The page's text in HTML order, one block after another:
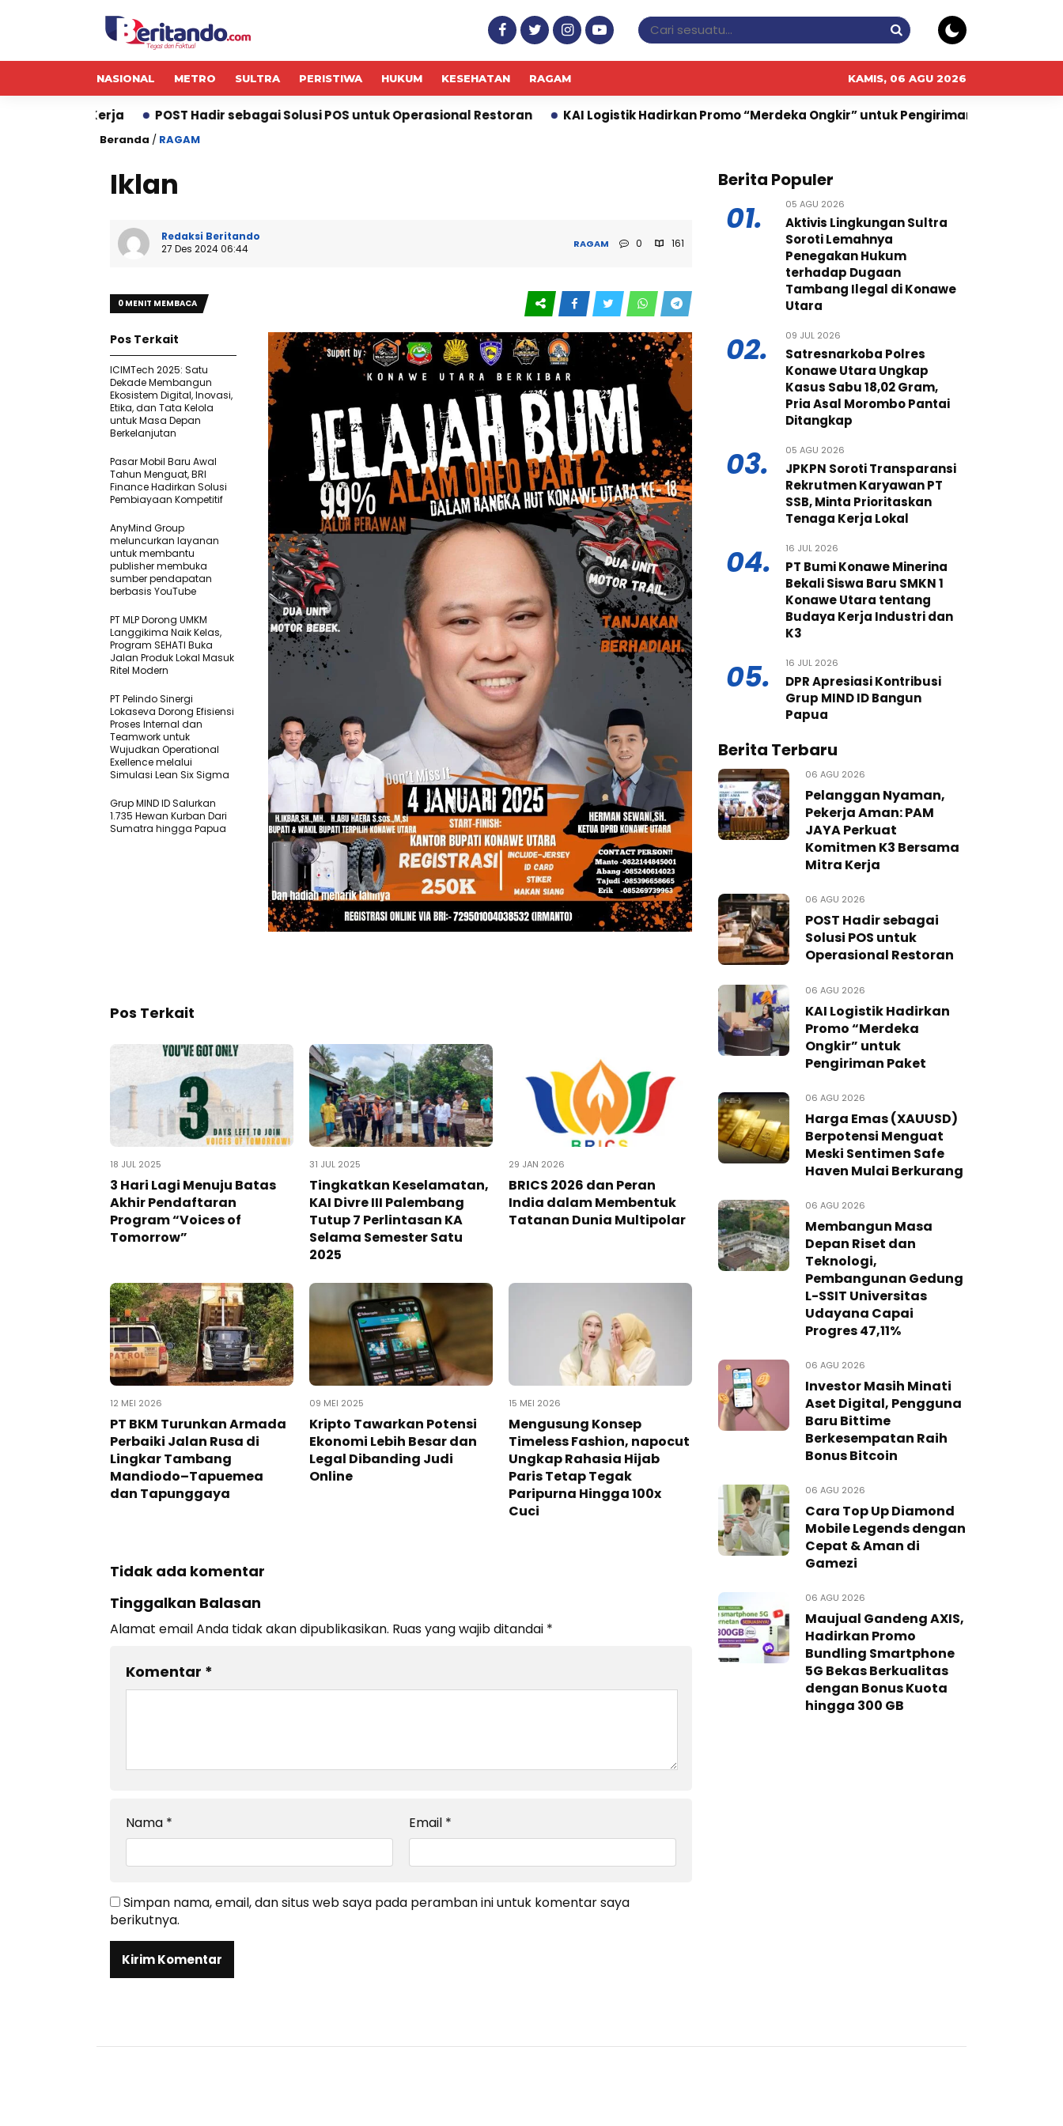
NASIONAL METRO SULTRA PERISTIWA HUKUM KESEHATAN RAGAM KAMIS, 06 AGU 2026
POST Hadir sebagai Solusi POS untuk Operasional Restoran KAI Logistik Hadirkan Promo “Merdeka Ongkir” untuk Pengiriman Paket Harga Emas
Beranda / RAGAM
Iklan
Redaksi Beritando
27 Des 2024 06:44
RAGAM 0 161
0 MENIT MEMBACA
Pos Terkait
ICIMTech 2025: Satu
Dekade Membangun
Ekosistem Digital, Inovasi,
Etika, dan Tata Kelola
untuk Masa Depan
Berkelanjutan
Pasar Mobil Baru Awal
Tahun Menguat, BRI
Finance Hadirkan Solusi
Pembiayaan Kompetitif
AnyMind Group
meluncurkan layanan
untuk membantu
publisher membuka
sumber pendapatan
berbasis YouTube
PT MLP Dorong UMKM
Langgikima Naik Kelas,
Program SEHATI Buka
Jalan Produk Lokal Masuk
Ritel Modern
PT Pelindo Sinergi
Lokaseva Dorong Efisiensi
Proses Internal dan
Teamwork untuk
Wujudkan Operational
Exellence melalui
Simulasi Lean Six Sigma
Grup MIND ID Salurkan
1.735 Hewan Kurban Dari
Sumatra hingga Papua
Pos Terkait
18 JUL 2025
3 Hari Lagi Menuju Batas
Akhir Pendaftaran
Program “Voices of
Tomorrow”
31 JUL 2025
Tingkatkan Keselamatan,
KAI Divre III Palembang
Tutup 7 Perlintasan KA
Selama Semester Satu
2025
29 JAN 2026
BRICS 2026 dan Peran
India dalam Membentuk
Tatanan Dunia Multipolar
12 MEI 2026
PT BKM Turunkan Armada
Perbaiki Jalan Rusa di
Lingkar Tambang
Mandiodo–Tapuemea
dan Tapunggaya
09 MEI 2025
Kripto Tawarkan Potensi
Ekonomi Lebih Besar dan
Legal Dibanding Judi
Online
15 MEI 2026
Mengusung Konsep
Timeless Fashion, napocut
Ungkap Rahasia Hijab
Paris Tetap Tegak
Paripurna Hingga 100x
Cuci
Tidak ada komentar
Tinggalkan Balasan
Alamat email Anda tidak akan dipublikasikan. Ruas yang wajib ditandai *
Komentar *
Nama * Email *
Simpan nama, email, dan situs web saya pada peramban ini untuk komentar saya
berikutnya.
Berita Populer
01. 05 AGU 2026
Aktivis Lingkungan Sultra
Soroti Lemahnya
Penegakan Hukum
terhadap Dugaan
Tambang Ilegal di Konawe
Utara
02. 09 JUL 2026
Satresnarkoba Polres
Konawe Utara Ungkap
Kasus Sabu 18,02 Gram,
Pria Asal Morombo Pantai
Ditangkap
03. 05 AGU 2026
JPKPN Soroti Transparansi
Rekrutmen Karyawan PT
SSB, Minta Prioritaskan
Tenaga Kerja Lokal
04. 16 JUL 2026
PT Bumi Konawe Minerina
Bekali Siswa Baru SMKN 1
Konawe Utara tentang
Budaya Kerja Industri dan
K3
05. 16 JUL 2026
DPR Apresiasi Kontribusi
Grup MIND ID Bangun
Papua
Berita Terbaru
06 AGU 2026
Pelanggan Nyaman,
Pekerja Aman: PAM
JAYA Perkuat
Komitmen K3 Bersama
Mitra Kerja
06 AGU 2026
POST Hadir sebagai
Solusi POS untuk
Operasional Restoran
06 AGU 2026
KAI Logistik Hadirkan
Promo “Merdeka
Ongkir” untuk
Pengiriman Paket
06 AGU 2026
Harga Emas (XAUUSD)
Berpotensi Menguat
Meski Sentimen Safe
Haven Mulai Berkurang
06 AGU 2026
Membangun Masa
Depan Riset dan
Teknologi,
Pembangunan Gedung
L-SSIT Universitas
Udayana Capai
Progres 47,11%
06 AGU 2026
Investor Masih Minati
Aset Digital, Pengguna
Baru Bittime
Berkesempatan Raih
Bonus Bitcoin
06 AGU 2026
Cara Top Up Diamond
Mobile Legends dengan
Cepat & Aman di
Gamezi
06 AGU 2026
Maujual Gandeng AXIS,
Hadirkan Promo
Bundling Smartphone
5G Bekas Berkualitas
dengan Bonus Kuota
hingga 300 GB